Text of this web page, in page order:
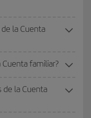
la Cuenta
Cuenta familiar?
de la Cuenta